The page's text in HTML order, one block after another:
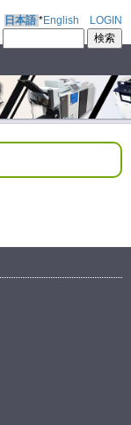
日本語 *English LOGIN